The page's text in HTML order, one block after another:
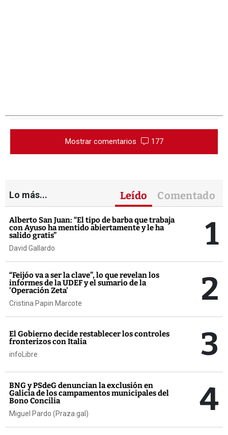
Mostrar comentarios 177
Lo más... Leído Comentado
Alberto San Juan: “El tipo de barba que trabaja
con Ayuso ha mentido abiertamente y le ha
salido gratis”
David Gallardo 1
“Feijóo va a ser la clave”, lo que revelan los
informes de la UDEF y el sumario de la
'Operación Zeta'
Cristina Papin Marcote 2
El Gobierno decide restablecer los controles
fronterizos con Italia
infoLibre 3
BNG y PSdeG denuncian la exclusión en
Galicia de los campamentos municipales del
Bono Concilia
Miguel Pardo (Praza.gal) 4